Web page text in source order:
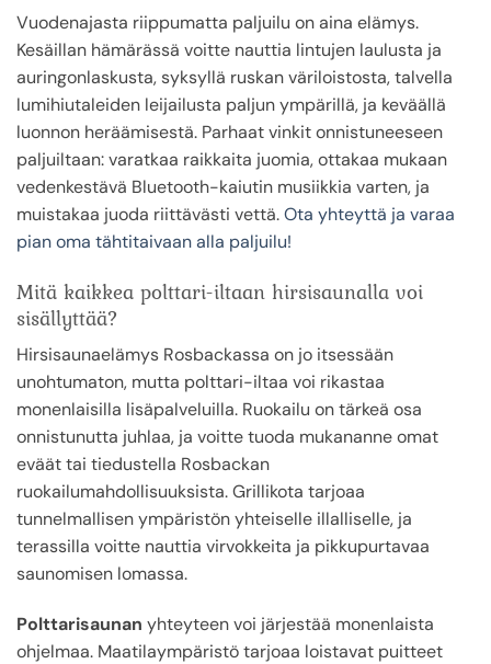
Vuodenajasta riippumatta paljuilu on aina elämys.
Kesäillan hämärässä voitte nauttia lintujen laulusta ja
auringonlaskusta, syksyllä ruskan väriloistosta, talvella
lumihiutaleiden leijailusta paljun ympärillä, ja keväällä
luonnon heräämisestä. Parhaat vinkit onnistuneeseen
paljuiltaan: varatkaa raikkaita juomia, ottakaa mukaan
vedenkestävä Bluetooth-kaiutin musiikkia varten, ja
muistakaa juoda riittävästi vettä.Ota yhteyttä ja varaa
pian oma tähtitaivaan alla paljuilu!
Mitä kaikkea polttari-iltaan hirsisaunalla voi
sisällyttää?
Hirsisaunaelämys Rosbackassa on jo itsessään
unohtumaton, mutta polttari-iltaa voi rikastaa
monenlaisilla lisäpalveluilla. Ruokailu on tärkeä osa
onnistunutta juhlaa, ja voitte tuoda mukananne omat
eväät tai tiedustella Rosbackan
ruokailumahdollisuuksista. Grillikota tarjoaa
tunnelmallisen ympäristön yhteiselle illalliselle, ja
terassilla voitte nauttia virvokkeita ja pikkupurtavaa
saunomisen lomassa.
Polttarisaunan yhteyteen voi järjestää monenlaista
ohjelmaa. Maatilaympäristö tarjoaa loistavat puitteet